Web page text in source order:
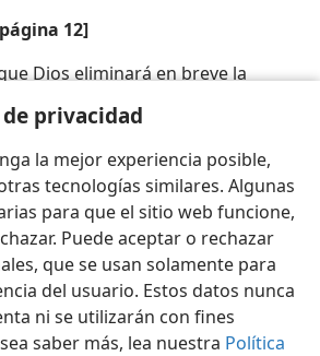
privacidad
la mejor experiencia posible,
tecnologías similares. Algunas
para que el sitio web funcione,
Puede aceptar o rechazar
que se usan solamente para
del usuario. Estos datos nunca
ni se utilizarán con fines
saber más, lea nuestra Política
12]
Dios eliminará en breve la